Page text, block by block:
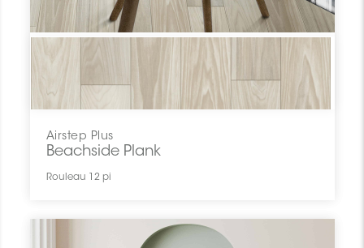
Airstep Plus
Beachside Plank
Rouleau 12 pi